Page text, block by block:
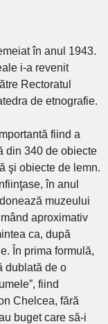
în anul 1943.
i-a revenit
Rectoratul
de etnografie.
fiind a
din 340 de obiecte
şi obiecte de lemn.
în anul
muzeului
aproximativ
ca, după
În prima formulă,
dublată de o
fiind
Chelcea, fără
buget care să-i